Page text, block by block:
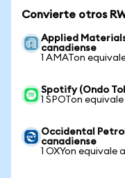
Convierte otros
Applied
canadiense
1 AMATon
Spotify (Ondo
1 SPOTon
Occidental
canadiense
1 OXYon equivale